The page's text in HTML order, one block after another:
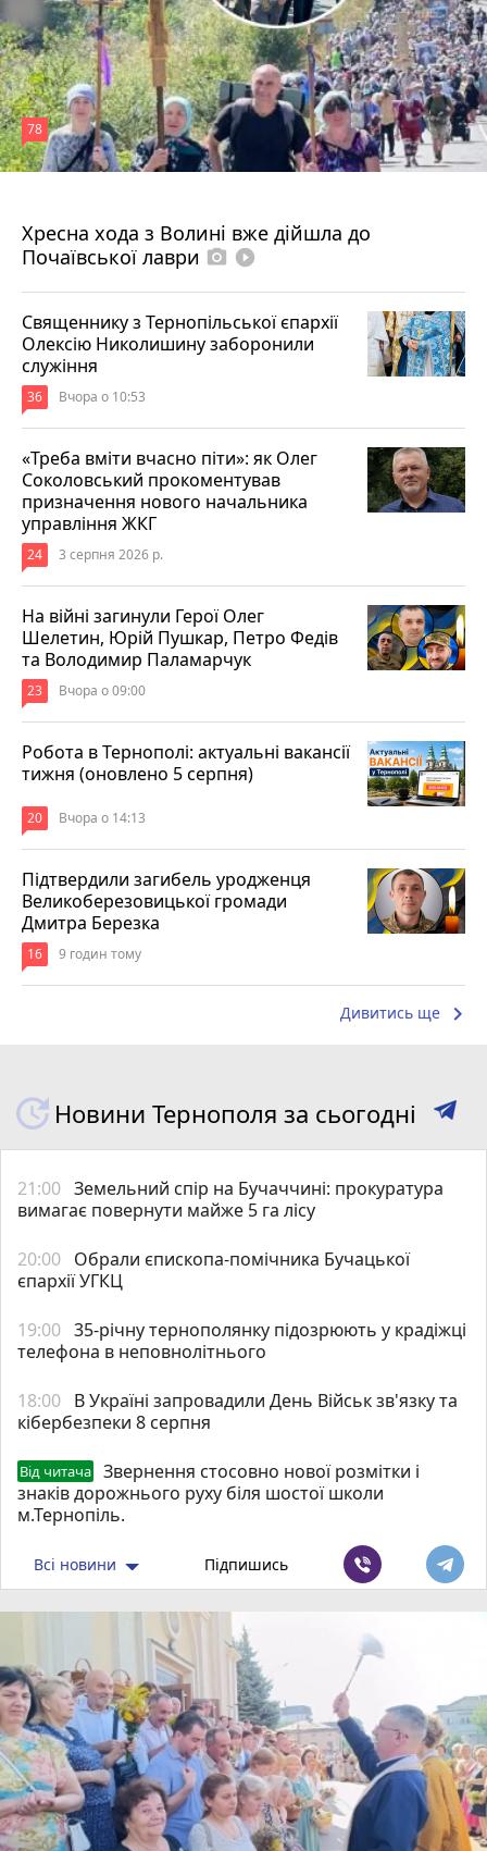
Хресна хода з Волині вже дійшла до
Почаївської лаври photo_camera play_circle_filled
78
Священнику з Тернопільської єпархії
Олексію Николишину заборонили
служіння
36 Вчора о 10:53
«Треба вміти вчасно піти»: як Олег
Соколовський прокоментував
призначення нового начальника
управління ЖКГ
24 3 серпня 2026 р.
На війні загинули Герої Олег
Шелетин, Юрій Пушкар, Петро Федів
та Володимир Паламарчук
23 Вчора о 09:00
Робота в Тернополі: актуальні вакансії
тижня (оновлено 5 серпня)
20 Вчора о 14:13
Підтвердили загибель уродженця
Великоберезовицької громади
Дмитра Березка
16 9 годин тому
Дивитись ще keyboard_arrow_right
Новини Тернополя за сьогодні
21:00 Земельний спір на Бучаччині: прокуратура
вимагає повернути майже 5 га лісу
20:00 Обрали єпископа-помічника Бучацької
єпархії УГКЦ
19:00 35-річну тернополянку підозрюють у крадіжці
телефона в неповнолітнього
18:00 В Україні запровадили День Військ зв'язку та
кібербезпеки 8 серпня
Від читача
Звернення стосовно нової розмітки і
знаків дорожнього руху біля шостої школи
м.Тернопіль.
Всі новини Підпишись